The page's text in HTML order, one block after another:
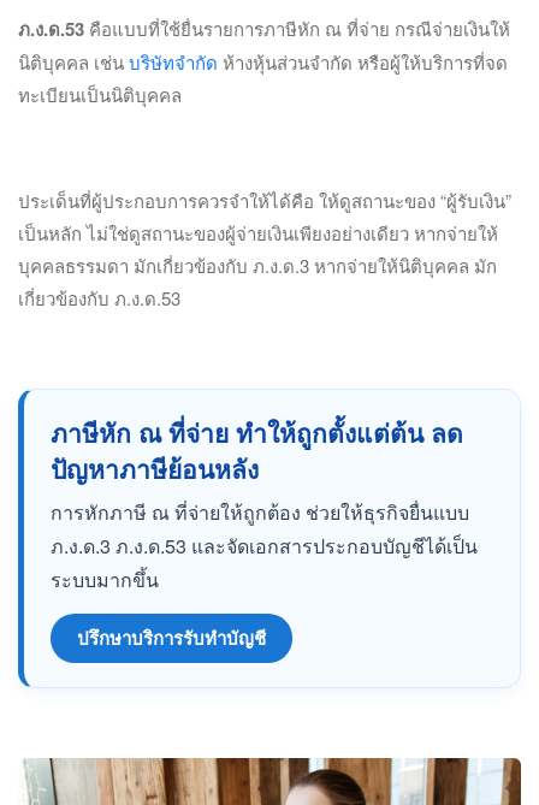
ภ.ง.ด.53 คือแบบที่ใช้ยื่นรายการภาษีหัก ณ ที่จ่าย กรณีจ่ายเงินให้
นิติบุคคล เช่นบริษัทจำกัด ห้างหุ้นส่วนจำกัด หรือผู้ให้บริการที่จด
ทะเบียนเป็นนิติบุคคล
ประเด็นที่ผู้ประกอบการควรจำให้ได้คือ ให้ดูสถานะของ “ผู้รับเงิน”
เป็นหลัก ไม่ใช่ดูสถานะของผู้จ่ายเงินเพียงอย่างเดียว หากจ่ายให้
บุคคลธรรมดา มักเกี่ยวข้องกับ ภ.ง.ด.3 หากจ่ายให้นิติบุคคล มัก
เกี่ยวข้องกับ ภ.ง.ด.53
ภาษีหัก ณ ที่จ่าย ทำให้ถูกตั้งแต่ต้น ลด
ปัญหาภาษีย้อนหลัง
การหักภาษี ณ ที่จ่ายให้ถูกต้อง ช่วยให้ธุรกิจยื่นแบบ
ภ.ง.ด.3 ภ.ง.ด.53 และจัดเอกสารประกอบบัญชีได้เป็น
ระบบมากขึ้น
ปรึกษาบริการรับทำบัญชี